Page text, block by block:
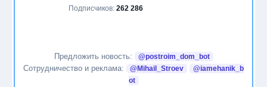
Саморазвитие
Спорт
Подписчиков: 262 286
Предложить новость: @postroim_dom_bot
Сотрудничество и реклама: @Mihail_Stroev
@iamehanik_b
ot